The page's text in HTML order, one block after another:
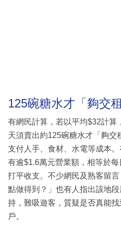
125碗糖水才「夠交租
有網民計算，若以平均$32計算
天須賣出約125碗糖水才「夠交
支付人手、食材、水電等成本
有逾$1.6萬元營業額，相等於
打平收支。不少網民及熟客留
點做得到？」也有人指出該地
持，難吸遊客，質疑是否真能
戶。